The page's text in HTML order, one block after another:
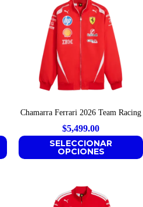
Chamarra Ferrari 2026 Team Racing
$5,499.00
SELECCIONAR
OPCIONES